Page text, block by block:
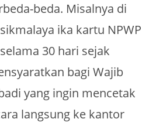
beda. Misalnya di
ika kartu NPWP
30 hari sejak
bagi Wajib
yang ingin mencetak
langsung ke kantor